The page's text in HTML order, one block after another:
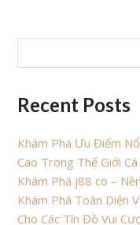
Recent Posts
Khám Phá Ưu Điểm
Cao Trong Thế Giới
Khám Phá j88 co –
Khám Phá Toàn Diện
Cho Các Tín Đồ Vui